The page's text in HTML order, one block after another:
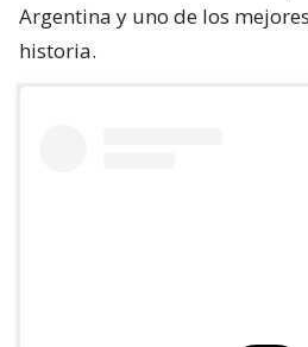
Argentina y uno de los
historia.